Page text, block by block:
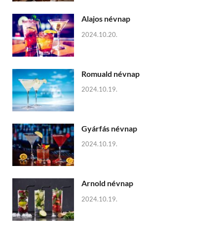
Alajos névnap
2024.10.20.
Romuald névnap
2024.10.19.
Gyárfás névnap
2024.10.19.
Arnold névnap
2024.10.19.